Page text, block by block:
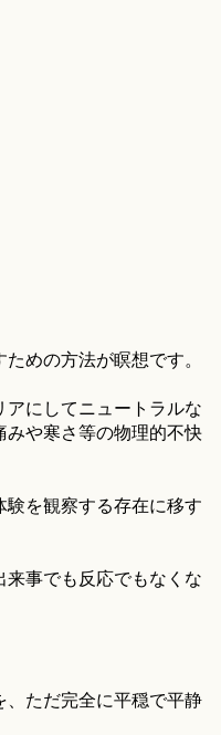
めの方法が瞑想です。
アにしてニュートラルな
みや寒さ等の物理的不快
験を観察する存在に移す
来事でも反応でもなくな
、ただ完全に平穏で平静